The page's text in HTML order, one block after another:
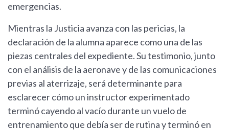
emergencias.
Mientras la Justicia avanza con las pericias, la
declaración de la alumna aparece como una de las
piezas centrales del expediente. Su testimonio, junto
con el análisis de la aeronave y de las comunicaciones
previas al aterrizaje, será determinante para
esclarecer cómo un instructor experimentado
terminó cayendo al vacío durante un vuelo de
entrenamiento que debía ser de rutina y terminó en